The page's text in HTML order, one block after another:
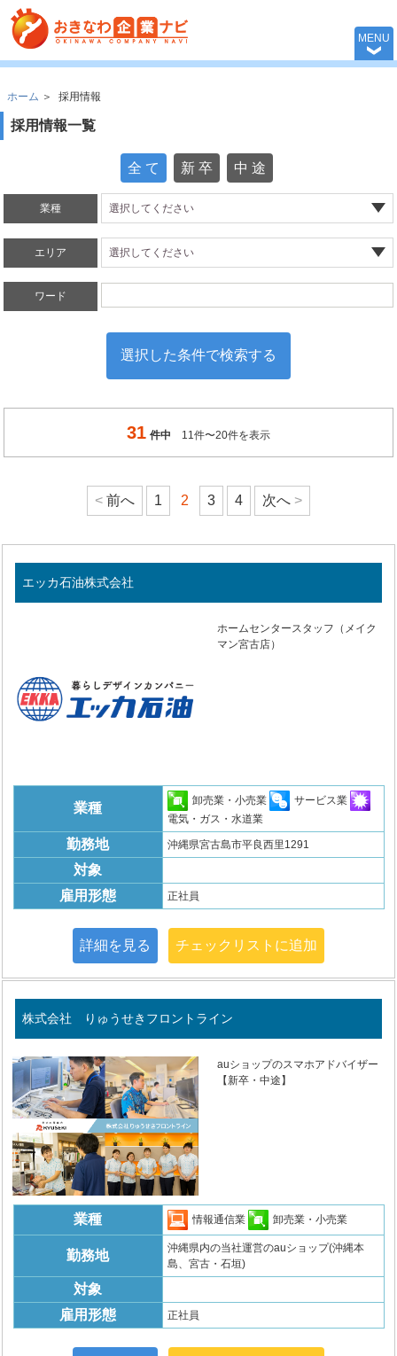
おきなわ企業
MENU
ホーム ＞ 採用情報
採用情報一覧
全 て 新 卒 中 途
業種
エリア
ワード
31 件中 11件〜20件を表示
前へ 1 2 3 4 次へ
エッカ石油株式会社
ホームセンタースタッフ（メイク
マン宮古店）
業種
卸売業・小売業
サービス業
電気・ガス・水道業
勤務地 沖縄県宮古島市平良西里1291
対象
雇用形態
正社員
詳細を見る チェックリストに追加
株式会社 りゅうせきフロントライン
auショップのスマホアドバイザー
【新卒・中途】
業種 情報通信業 卸売業・小売業
勤務地
沖縄県内の当社運営のauショップ(沖縄本
島、宮古・石垣)
対象
雇用形態
正社員